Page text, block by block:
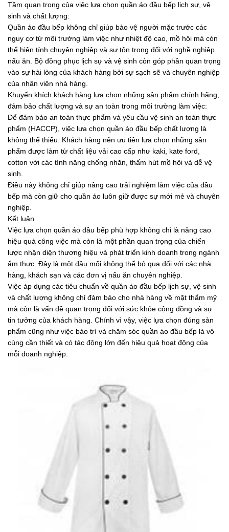
Tầm quan trọng của việc lựa chọn quần áo đầu bếp lịch sự, vệ
sinh và chất lượng:
Quần áo đầu bếp không chỉ giúp bảo vệ người mặc trước các
nguy cơ từ môi trường làm việc như nhiệt độ cao, mồ hôi mà còn
thể hiện tính chuyên nghiệp và sự tôn trọng đối với nghề nghiệp
nấu ăn. Bộ đồng phục lịch sự và vệ sinh còn góp phần quan trọng
vào sự hài lòng của khách hàng bởi sự sạch sẽ và chuyên nghiệp
của nhân viên nhà hàng.
Khuyến khích khách hàng lựa chọn những sản phẩm chính hãng,
đảm bảo chất lượng và sự an toàn trong môi trường làm việc:
Để đảm bảo an toàn thực phẩm và yêu cầu vệ sinh an toàn thực
phẩm (HACCP), việc lựa chọn quần áo đầu bếp chất lượng là
không thể thiếu. Khách hàng nên ưu tiên lựa chọn những sản
phẩm được làm từ chất liệu vải cao cấp như kaki, kate ford,
cotton với các tính năng chống nhăn, thấm hút mồ hôi và dễ vệ
sinh.
Điều này không chỉ giúp nâng cao trải nghiệm làm việc của đầu
bếp mà còn giữ cho quần áo luôn giữ được sự mới mẻ và chuyên
nghiệp.
Kết luận
Việc lựa chọn quần áo đầu bếp phù hợp không chỉ là nâng cao
hiệu quả công việc mà còn là một phần quan trọng của chiến
lược nhận diện thương hiệu và phát triển kinh doanh trong ngành
ẩm thực. Đây là một đầu mối không thể bỏ qua đối với các nhà
hàng, khách sạn và các đơn vị nấu ăn chuyên nghiệp.
Việc áp dụng các tiêu chuẩn về quần áo đầu bếp lịch sự, vệ sinh
và chất lượng không chỉ đảm bảo cho nhà hàng về mặt thẩm mỹ
mà còn là vấn đề quan trọng đối với sức khỏe cộng đồng và sự
tin tưởng của khách hàng. Chính vì vậy, việc lựa chọn đúng sản
phẩm cũng như việc bảo trì và chăm sóc quần áo đầu bếp là vô
cùng cần thiết và có tác động lớn đến hiệu quả hoạt động của
mỗi doanh nghiệp.